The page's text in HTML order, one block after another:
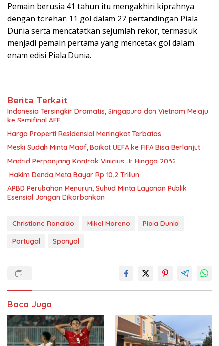
Pemain berusia 41 tahun itu mengakhiri kiprahnya
dengan torehan 11 gol dalam 27 pertandingan Piala
Dunia serta mencatatkan sejumlah rekor, termasuk
menjadi pemain pertama yang mencetak gol dalam
enam edisi Piala Dunia.
Berita Terkait
Indonesia Tersingkir Dramatis, Singapura dan Vietnam Melaju
ke Semifinal AFF
Harga Properti Residensial Meningkat Terbatas
Meski Sudah Minta Maaf, Boikot UEFA ke FIFA Bisa Berlanjut
Madrid Perpanjang Kontrak Vinicius Jr Hingga 2032
Hakim Denda Meta Bayar Rp 10,2 Triliun
APBD Perubahan Menurun, Suhud Minta Layanan Publik
Esensial Jangan Dikorbankan
Christiano Ronaldo Mikel Moreno
Piala Dunia
Portugal
Spanyol
Baca Juga